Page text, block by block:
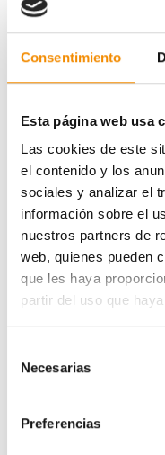
Consentimiento
Esta página web usa
Las cookies de este
el contenido y los
sociales y analizar el
información sobre el
nuestros partners de
web, quienes pueden
que les haya
partir del uso que
Necesarias
Preferencias